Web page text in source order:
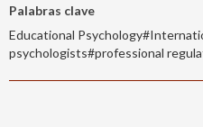
Palabras clave
Educational
psychologists#professional